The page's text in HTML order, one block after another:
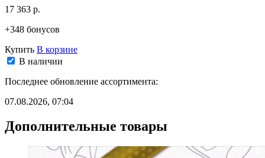
17 363 р.
+348 бонусов
Купить В корзине
В наличии
Последнее обновление ассортимента:
07.08.2026, 07:04
Дополнительные товары